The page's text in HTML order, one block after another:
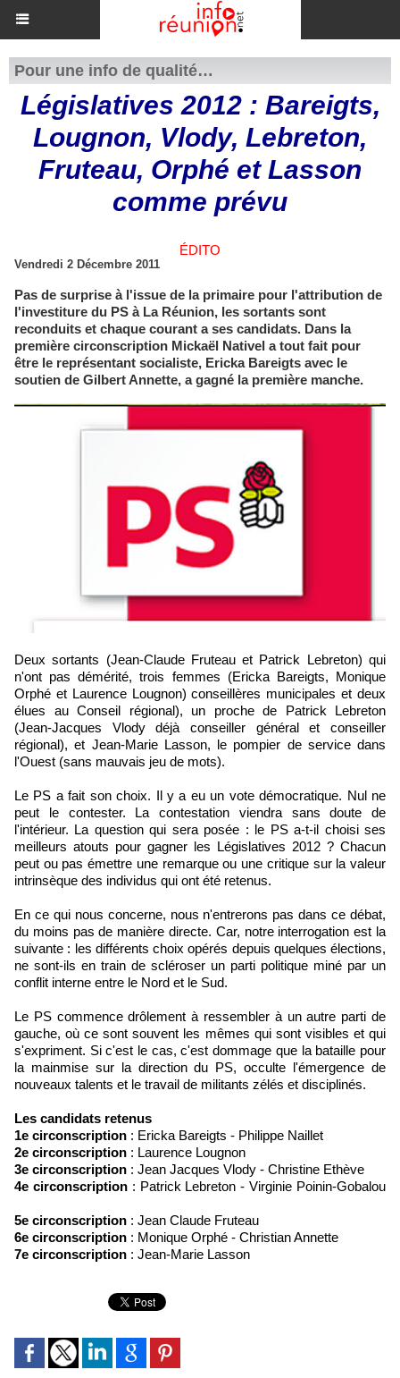
Pour une info de qualité…
Législatives 2012 : Bareigts,
Lougnon, Vlody, Lebreton,
Fruteau, Orphé et Lasson
comme prévu
ÉDITO
Vendredi 2 Décembre 2011
Pas de surprise à l'issue de la primaire pour l'attribution de
l'investiture du PS à La Réunion, les sortants sont
reconduits et chaque courant a ses candidats. Dans la
première circonscription Mickaël Nativel a tout fait pour
être le représentant socialiste, Ericka Bareigts avec le
soutien de Gilbert Annette, a gagné la première manche.
Deux sortants (Jean-Claude Fruteau et Patrick Lebreton) qui
n'ont pas démérité, trois femmes (Ericka Bareigts, Monique
Orphé et Laurence Lougnon) conseillères municipales et deux
élues au Conseil régional), un proche de Patrick Lebreton
(Jean-Jacques Vlody déjà conseiller général et conseiller
régional), et Jean-Marie Lasson, le pompier de service dans
l'Ouest (sans mauvais jeu de mots).
Le PS a fait son choix. Il y a eu un vote démocratique. Nul ne
peut le contester. La contestation viendra sans doute de
l'intérieur. La question qui sera posée : le PS a-t-il choisi ses
meilleurs atouts pour gagner les Législatives 2012 ? Chacun
peut ou pas émettre une remarque ou une critique sur la valeur
intrinsèque des individus qui ont été retenus.
En ce qui nous concerne, nous n'entrerons pas dans ce débat,
du moins pas de manière directe. Car, notre interrogation est la
suivante : les différents choix opérés depuis quelques élections,
ne sont-ils en train de scléroser un parti politique miné par un
conflit interne entre le Nord et le Sud.
Le PS commence drôlement à ressembler à un autre parti de
gauche, où ce sont souvent les mêmes qui sont visibles et qui
s'expriment. Si c'est le cas, c'est dommage que la bataille pour
la mainmise sur la direction du PS, occulte l'émergence de
nouveaux talents et le travail de militants zélés et disciplinés.
Les candidats retenus
1e circonscription : Ericka Bareigts - Philippe Naillet
2e circonscription : Laurence Lougnon
3e circonscription : Jean Jacques Vlody - Christine Ethève
4e circonscription: Patrick Lebreton - Virginie Poinin-Gobalou
5e circonscription : Jean Claude Fruteau
6e circonscription : Monique Orphé - Christian Annette
7e circonscription : Jean-Marie Lasson